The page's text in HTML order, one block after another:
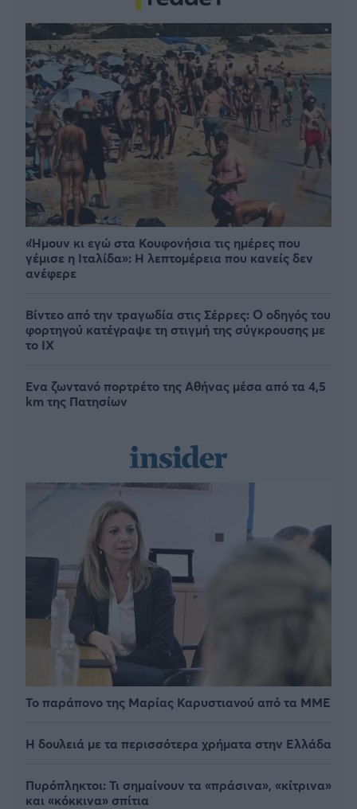
«Ήμουν κι εγώ στα Κουφονήσια τις ημέρες που
γέμισε η Ιταλίδα»: Η λεπτομέρεια που κανείς δεν
ανέφερε
Βίντεο από την τραγωδία στις Σέρρες: Ο οδηγός του
φορτηγού κατέγραψε τη στιγμή της σύγκρουσης με
το ΙΧ
Ένα ζωντανό πορτρέτο της Αθήνας μέσα από τα 4,5
km της Πατησίων
Το παράπονο της Μαρίας Καρυστιανού από τα ΜΜΕ
Η δουλειά με τα περισσότερα χρήματα στην Ελλάδα
Πυρόπληκτοι: Τι σημαίνουν τα «πράσινα», «κίτρινα»
και «κόκκινα» σπίτια